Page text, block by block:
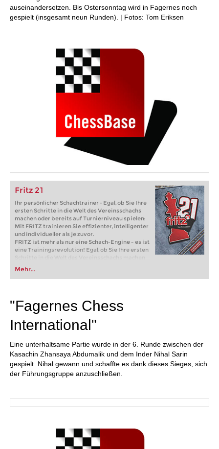
auseinandersetzen. Bis Ostersonntag wird in Fagernes noch
gespielt (insgesamt neun Runden). | Fotos: Tom Eriksen
Fritz 21
Ihr persönlicher Schachtrainer - Egal, ob Sie Ihre
ersten Schritte in die Welt des Vereinsschachs
machen oder bereits auf Turnierniveau spielen:
Mit FRITZ trainieren Sie effizienter, intelligenter
und individueller als je zuvor.
FRITZ ist mehr als nur eine Schach-Engine – es ist
eine Trainingsrevolution! Egal, ob Sie Ihre ersten
Schritte in die Welt des Vereinsschachs machen
oder bereits auf Turnierniveau spielen: Mit
FRITZ trainieren Sie effizienter, intelligenter und
individueller als je zuvor.
Mehr...
"Fagernes Chess
International"
Eine unterhaltsame Partie wurde in der 6. Runde zwischen der
Kasachin Zhansaya Abdumalik und dem Inder Nihal Sarin
gespielt. Nihal gewann und schaffte es dank dieses Sieges, sich
der Führungsgruppe anzuschließen.